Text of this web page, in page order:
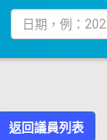
返回議員列表